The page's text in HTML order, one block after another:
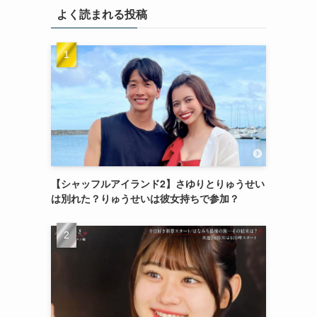
よく読まれる投稿
【シャッフルアイランド2】さゆりとりゅうせい
は別れた？りゅうせいは彼女持ちで参加？